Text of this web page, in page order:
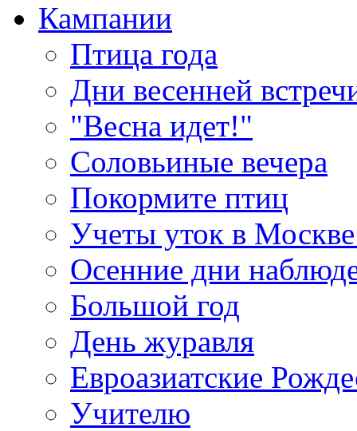
Кампании
Птица года
Дни весенней
"Весна идет!"
Соловьиные вечера
Покормите птиц
Учеты уток в
Осенние дни
Большой год
День журавля
Евроазиатские
Учителю